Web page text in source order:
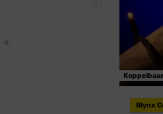
Koppelbaar
Blynx